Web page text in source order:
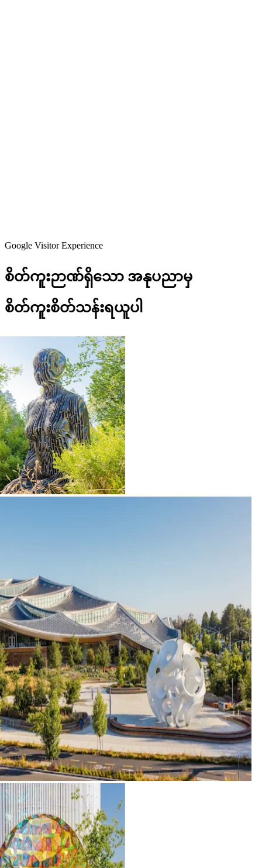
Google Visitor Experience
စိတ်ကူးဉာဏ်ရှိသော အနုပညာမှ
စိတ်ကူးစိတ်သန်းရယူပါ